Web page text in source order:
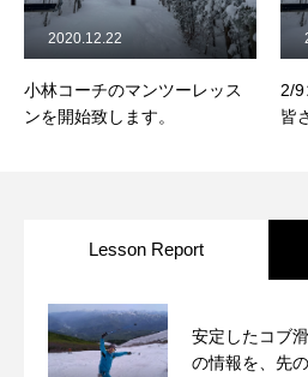
小林コーチのマンツーレッス
ンを開始致します。
2020.12.22
2/
皆
Lesson Report
安定したコブ
の情報を、先